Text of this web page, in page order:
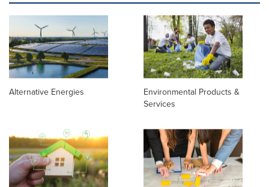
Alternative Energies
Environmental Products &
Services